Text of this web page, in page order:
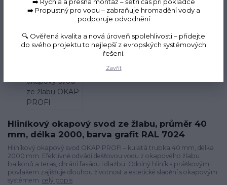
Novinka
Hliníkový okapový svod ze žlabu, průměr 40
mm, délka 2000, barva grafit RAL 7024
Hliníkový okapový svod OKAP PROFI – kulatá trubka 40 mm, délka
2000 mm. Efektivně odvádí dešťovou vodu z okapového žlabu
balkonů a teras, chrání fasádu i dlažbu. Odolný hliník s práškovým
povlakem zajišťuje dlouhou životnost a estetické sladění s okapovým
systémem. celý popis
➡️ Rychlá a přesná montáž – šetří čas při pokládce
➡️ Propustný pro vodu – zabraňuje hromadění vody a
podporuje odvodnění
🔍 Ověřená kvalita a nová úroveň spolehlivosti – přidejte
do svého projektu to nejlepší z evropských systémových
řešení.
Zavřít